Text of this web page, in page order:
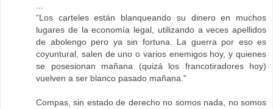
...
“Los carteles están blanqueando su dinero en muchos
lugares de la economía legal, utilizando a veces apellidos
de abolengo pero ya sin fortuna. La guerra por eso es
coyuntural, salen de uno o varios enemigos hoy, y quienes
se posesionan mañana (quizá los francotiradores hoy)
vuelven a ser blanco pasado mañana."
Compas, sin estado de derecho no somos nada, no somos